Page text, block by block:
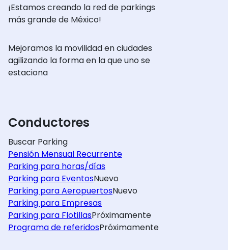
¡Estamos creando la red de parkings
más grande de México!
Mejoramos la movilidad en ciudades
agilizando la forma en la que uno se
estaciona
Conductores
Buscar Parking
Pensión Mensual Recurrente
Parking para horas/días
Parking para EventosNuevo
Parking para AeropuertosNuevo
Parking para Empresas
Parking para FlotillasPróximamente
Programa de referidosPróximamente